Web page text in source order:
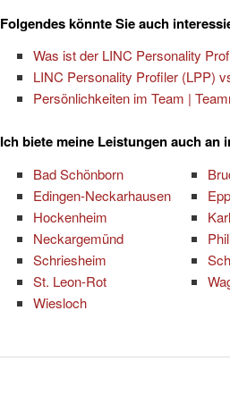
Folgendes könnte Sie auch
Was ist der LINC Personality
LINC Personality Profiler (LPP)
Persönlichkeiten im Team |
Ich biete meine Leistungen auch an
Bad Schönborn
Edingen-Neckarhausen
Hockenheim
Neckargemünd
Schriesheim
St. Leon-Rot
Wiesloch